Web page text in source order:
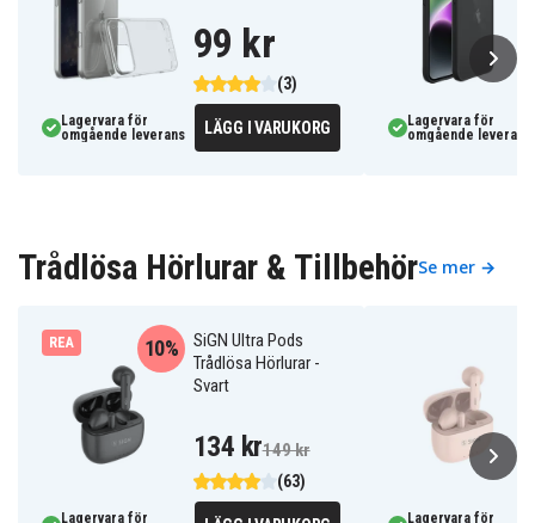
(3)
99 kr
Lagervara för
omgående leverans
LÄGG I VARUKORG
Lagervara för
omgående leverans
Trådlösa Hörlurar & TillbehörSe mer →
REA
SiGN Ultra Pods
Trådlösa Hörlurar -
Svart
(63)
10%
134 kr149 kr
Lagervara för Lagervara för